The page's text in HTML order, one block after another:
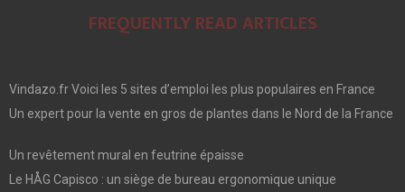
FREQUENTLY READ ARTICLES
Vindazo.fr Voici les 5 sites d’emploi les plus populaires en France
Un expert pour la vente en gros de plantes dans le Nord de la France
Un revêtement mural en feutrine épaisse
Le HÅG Capisco : un siège de bureau ergonomique unique